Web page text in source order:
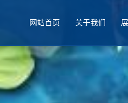
网站首页 关于我们